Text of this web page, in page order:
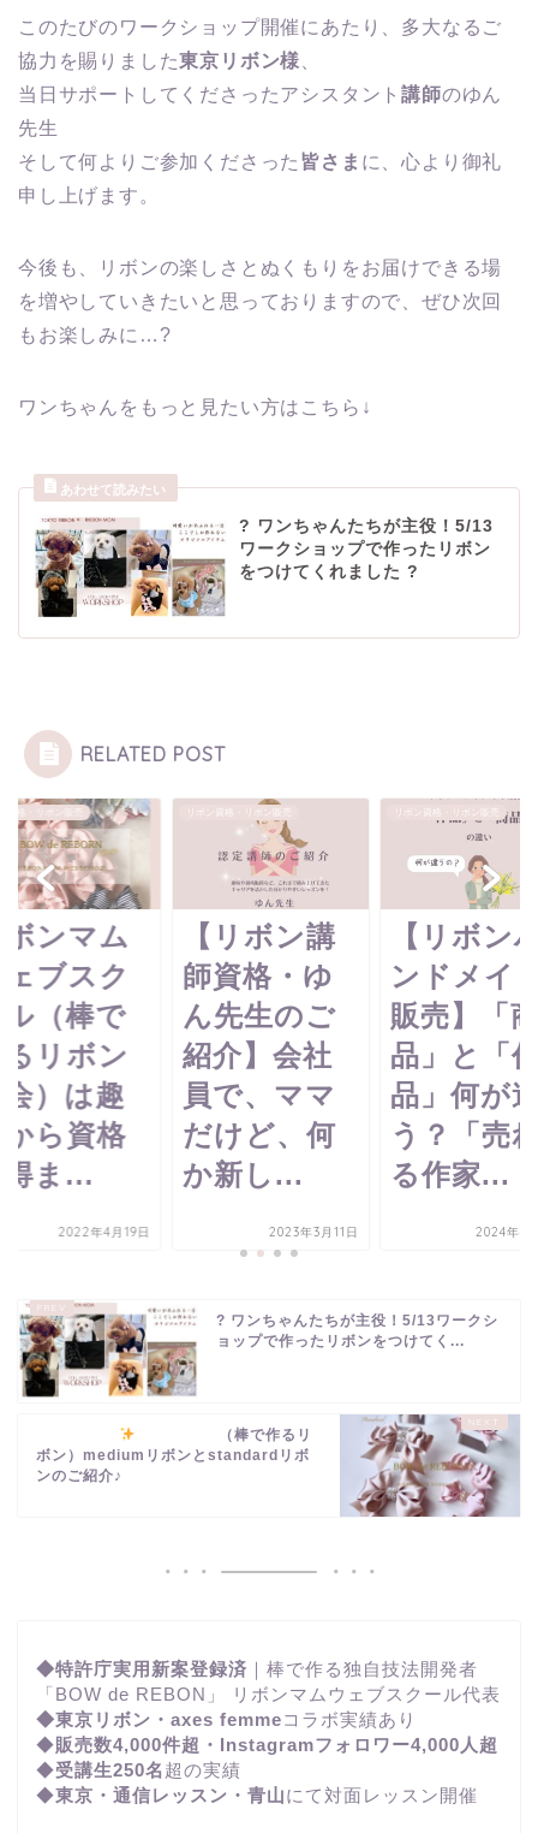
このたびのワークショップ開催にあたり、多大なるご
協力を賜りました東京リボン様
当日サポートしてくださったアシスタント講師のゆん
先生
そして何よりご参加くださった 皆さま に、心より御礼
申し上げます。
今後も、リボンの楽しさとぬくもりをお届けできる場
を増やしていきたいと思っておりますので、ぜひ次回
もお楽しみに…?
ワンちゃんをもっと見たい方はこちら↓
? ワンちゃんたちが主役！5/13
ワークショップで作ったリボン
をつけてくれました ?
RELATED POST
ボン講
格・ゆ
生のご
】会社
、ママ
ど、何
し...
2023年3月11日
リボン資格・リボン販売
【リボンハ
ンドメイド
販売】「商
品」と「作
品」何が違
う？「売れ
る作家...
2024年4月16日
リボン資格・リボン販売
【インス
グラム】
ィード投
プロフ
ールへ誘
するたっ
つの...
2022年9
? ワンちゃんたちが主役！5/13ワークシ
ョップで作ったリボンをつけてく...
（棒で作るリ
ボン）mediumリボンとstandardリボ
ンのご紹介♪
◆特許庁実用新案登録済 ｜棒で作る独自技法開発者
「BOW de REBON」 リボンマムウェブスクール代表
◆東京リボン・axes femmeコラボ実績あり
◆販売数4,000件超・Instagramフォロワー4,000人超
◆受講生250名 超の実績
◆東京・通信レッスン・青山にて対面レッスン開催